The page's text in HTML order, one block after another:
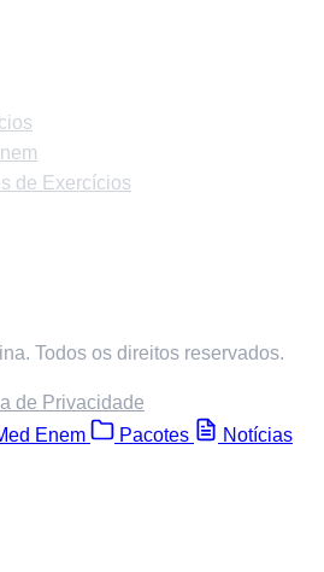
de Exercícios
Todos os direitos reservados.
de Privacidade
Enem Pacotes Notícias